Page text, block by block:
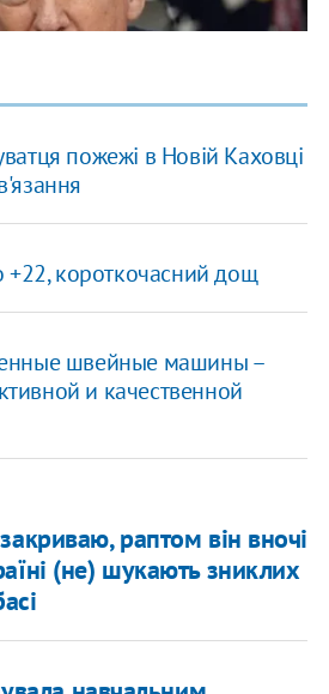
пожежі в Новій Каховці
+22, короткочасний дощ
швейные машины –
и качественной
раптом він вночі
(не) шукають зниклих